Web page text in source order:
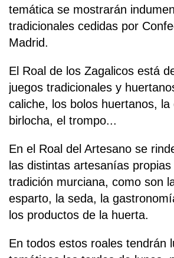
temática se mostrarán
tradicionales cedidas por
Madrid.
El Roal de los Zagalicos está
juegos tradicionales y
caliche, los bolos huertanos, la
birlocha, el trompo...
En el Roal del Artesano se
las distintas artesanías
tradición murciana, como son
esparto, la seda, la
los productos de la huerta.
En todos estos roales tendrán